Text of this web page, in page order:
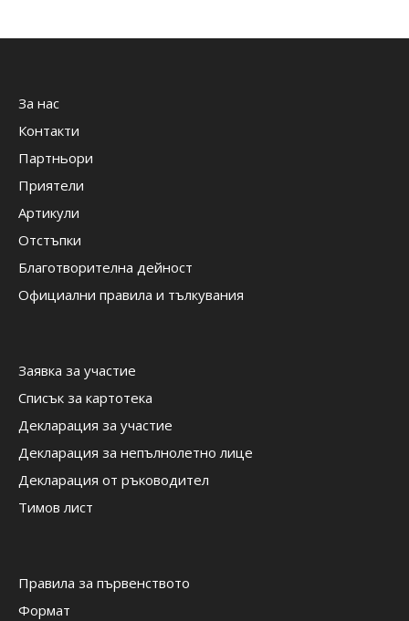
За нас
Контакти
Партньори
Приятели
Артикули
Отстъпки
Благотворителна дейност
Официални правила и тълкувания
Заявка за участие
Списък за картотека
Декларация за участие
Декларация за непълнолетно лице
Декларация от ръководител
Тимов лист
Правила за първенството
Формат